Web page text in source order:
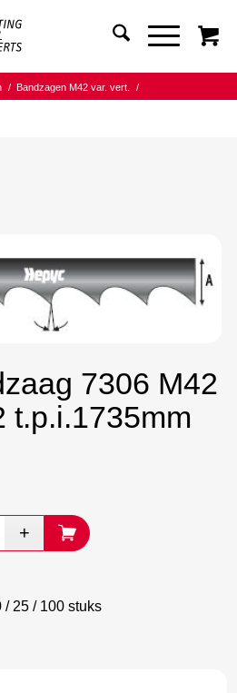
/ Bandzagen M42 var. vert.
/
7306 M42
t.p.i.1735mm
/ 25 / 100 stuks